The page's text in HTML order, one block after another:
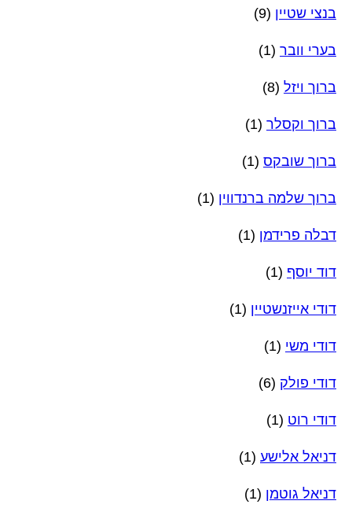
בנצי שטיין (9)
בערי וובר (1)
ברוך ויזל (8)
ברוך וקסלר (1)
ברוך שובקס (1)
ברוך שלמה ברנדווין (1)
דבלה פרידמן (1)
דוד יוסף (1)
דודי אייזנשטיין (1)
דודי משי (1)
דודי פולק (6)
דודי רוט (1)
דניאל אלישע (1)
דניאל גוטמן (1)